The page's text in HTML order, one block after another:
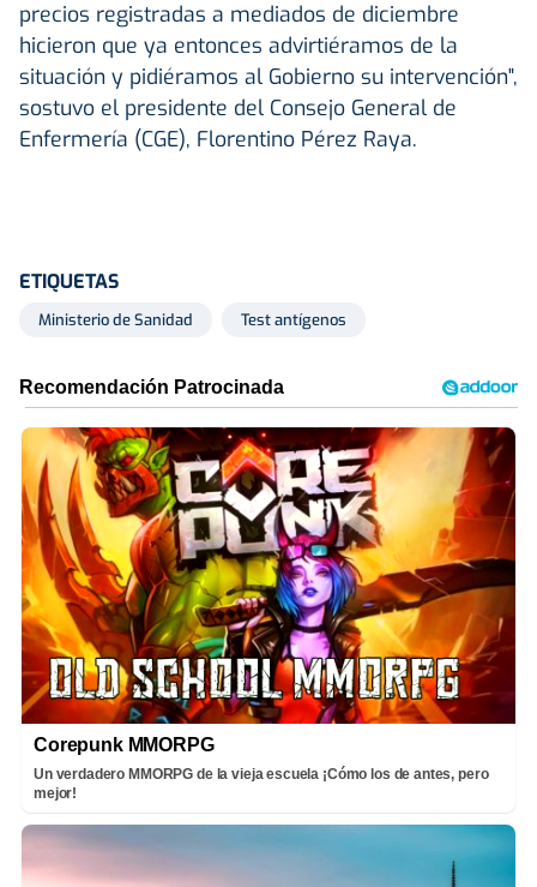
precios registradas a mediados de diciembre
hicieron que ya entonces advirtiéramos de la
situación y pidiéramos al Gobierno su intervención",
sostuvo el presidente del Consejo General de
Enfermería (CGE), Florentino Pérez Raya.
ETIQUETAS
Ministerio de Sanidad Test antígenos
Corepunk MMORPG
Un verdadero MMORPG de la vieja escuela ¡Cómo los de antes, pero
mejor!